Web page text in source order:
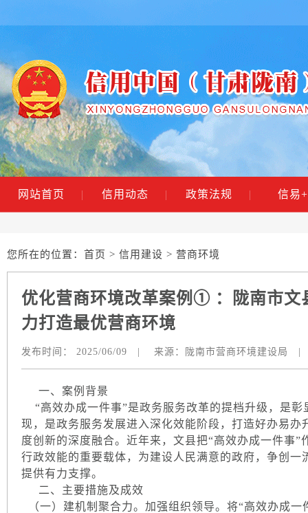
网站首页 | 信用动态 | 政策法规 | 信易+
您所在的位置： 首页 > 信用建设 > 营商环境
优化营商环境改革案例① ：陇南市文
力打造最优营商环境
发布时间： 2025/06/09 来源： 陇南市营商环境建设局
一、案例背景
“高效办成一件事”是政务服务改革的提档升级，是
现，是政务服务发展进入深化效能阶段，打造好办易
度创新的深度融合。近年来，文县把“高效办成一件事
行政效能的重要载体，为建设人民满意的政府，争创
提供有力支撑。
二、主要措施及成效
（一）建机制聚合力。加强组织领导。将“高效办成